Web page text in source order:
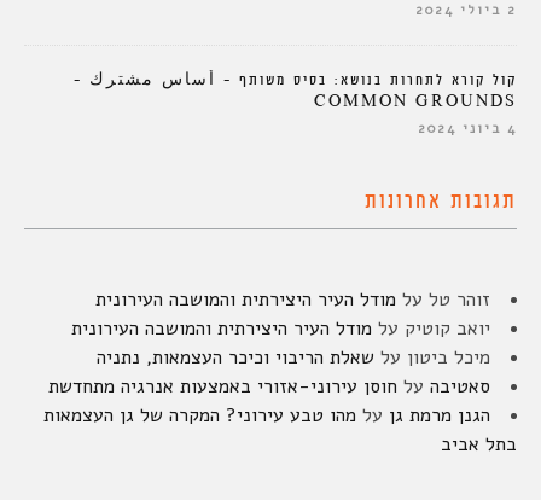
2 ביולי 2024
קול קורא לתחרות בנושא: בסיס משותף – أساس مشترك –
COMMON GROUNDS
4 ביוני 2024
תגובות אחרונות
זוהר טל על מודל העיר היצירתית והמושבה העירונית
יואב קוטיק על מודל העיר היצירתית והמושבה העירונית
מיכל ביטון על שאלת הריבוי וכיכר העצמאות, נתניה
סאטיבה על חוסן עירוני-אזורי באמצעות אנרגיה מתחדשת
הגנן מרמת גן על מהו טבע עירוני? המקרה של גן העצמאות
בתל אביב